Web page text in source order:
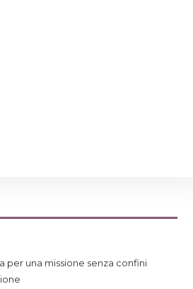
per una missione senza confini